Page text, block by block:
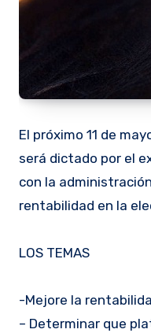
El próximo 11 de
será dictado por el
con la
rentabilidad en la
LOS TEMAS
-Mejore la
– Determinar que